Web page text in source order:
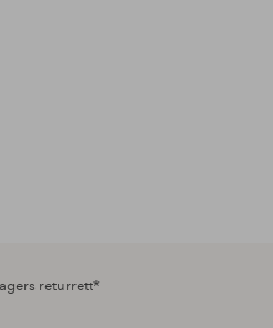
returrett*